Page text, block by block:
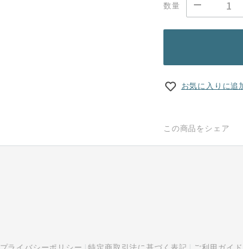
数量
お気に入りに追
この商品をシェア